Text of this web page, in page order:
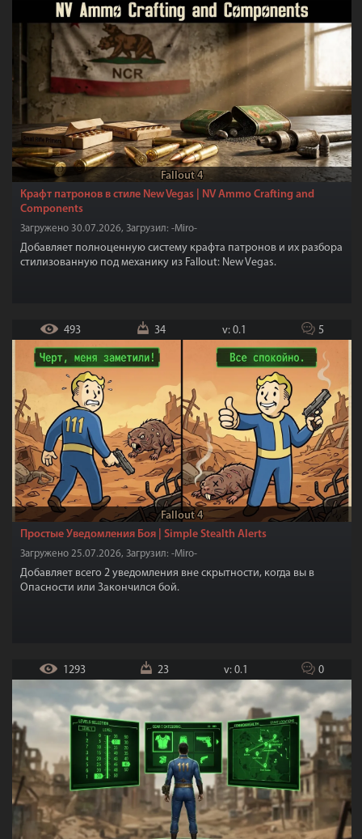
Fallout 4
Крафт патронов в стиле New Vegas | NV Ammo Crafting and
Components
Загружено 30.07.2026, Загрузил: -Miro-
Добавляет полноценную систему крафта патронов и их разбора
стилизованную под механику из Fallout: New Vegas.
Fallout 4
493 34 v: 0.1 5
Простые Уведомления Боя | Simple Stealth Alerts
Загружено 25.07.2026, Загрузил: -Miro-
Добавляет всего 2 уведомления вне скрытности, когда вы в
Опасности или Закончился бой.
1293 23 v: 0.1 0